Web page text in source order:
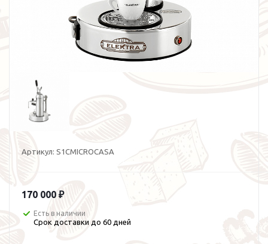
Артикул: S1CMICROCASA
170 000 ₽
Есть в наличии
Cрок доставки до 60 дней